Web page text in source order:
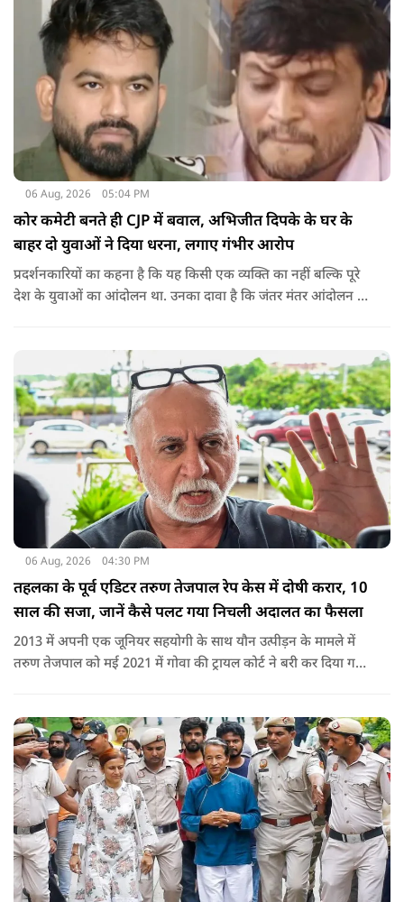
06 Aug, 2026 05:04 PM
कोर कमेटी बनते ही CJP में बवाल, अभिजीत दिपके के घर के
बाहर दो युवाओं ने दिया धरना, लगाए गंभीर आरोप
प्रदर्शनकारियों का कहना है कि यह किसी एक व्यक्ति का नहीं बल्कि पूरे
देश के युवाओं का आंदोलन था. उनका दावा है कि जंतर मंतर आंदोलन से
06 Aug, 2026 04:30 PM
तहलका के पूर्व एडिटर तरुण तेजपाल रेप केस में दोषी करार, 10
साल की सजा, जानें कैसे पलट गया निचली अदालत का फैसला
2013 में अपनी एक जूनियर सहयोगी के साथ यौन उत्पीड़न के मामले में
तरुण तेजपाल को मई 2021 में गोवा की ट्रायल कोर्ट ने बरी कर दिया गया